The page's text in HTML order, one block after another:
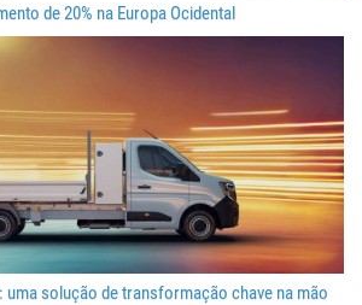
de 20% na Europa Ocidental
uma solução de transformação chave na mão